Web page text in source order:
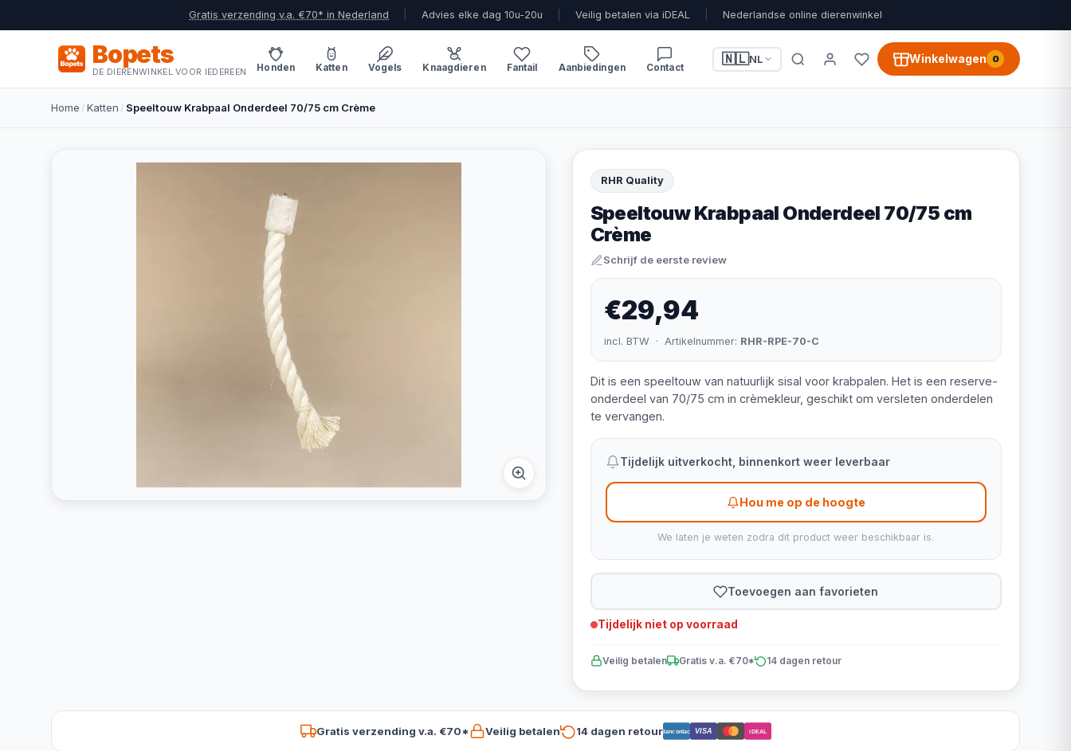
Gratis verzending v.a. €70* in Nederland Advies elke dag 10u-20u Veilig betalen via iDEAL Nederlandse online dierenwinkel
Bopets
DE DIERENWINKEL VOOR IEDEREEN Honden Katten Vogels Knaagdieren Fantail Aanbiedingen Contact
🇳🇱NL Winkelwagen 0
Home /Katten / Speeltouw Krabpaal Onderdeel 70/75 cm Crème
RHR Quality
Speeltouw Krabpaal Onderdeel 70/75 cm
Crème
Schrijf de eerste review
€29,94
incl. BTW · Artikelnummer: RHR-RPE-70-C
Dit is een speeltouw van natuurlijk sisal voor krabpalen. Het is een reserve-
onderdeel van 70/75 cm in crèmekleur, geschikt om versleten onderdelen
te vervangen.
Tijdelijk uitverkocht, binnenkort weer leverbaar
Hou me op de hoogte
We laten je weten zodra dit product weer beschikbaar is.
Toevoegen aan favorieten
Tijdelijk niet op voorraad
Veilig betalen Gratis v.a. €70* 14 dagen retour
Gratis verzending v.a. €70* Veilig betalen 14 dagen retourBancontact VISA iDEAL